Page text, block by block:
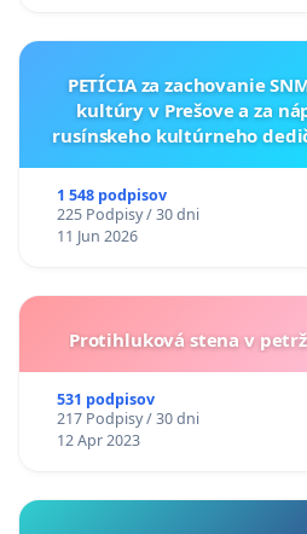
PETÍCIA za zachovanie
kultúry v Prešove a za
rusínskeho kultúrneho
1 548 podpisov
225 Podpisy / 30 dni
11 Jun 2026
Protihluková stena v
531 podpisov
217 Podpisy / 30 dni
12 Apr 2023